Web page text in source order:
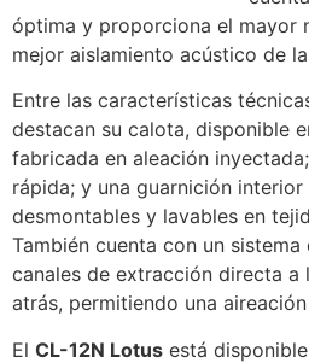
óptima y proporciona el mayor
mejor aislamiento acústico de
Entre las características
destacan su calota, disponible
fabricada en aleación
rápida; y una guarnición
desmontables y lavables en
También cuenta con un
canales de extracción directa a
atrás, permitiendo una
El CL-12N Lotus está